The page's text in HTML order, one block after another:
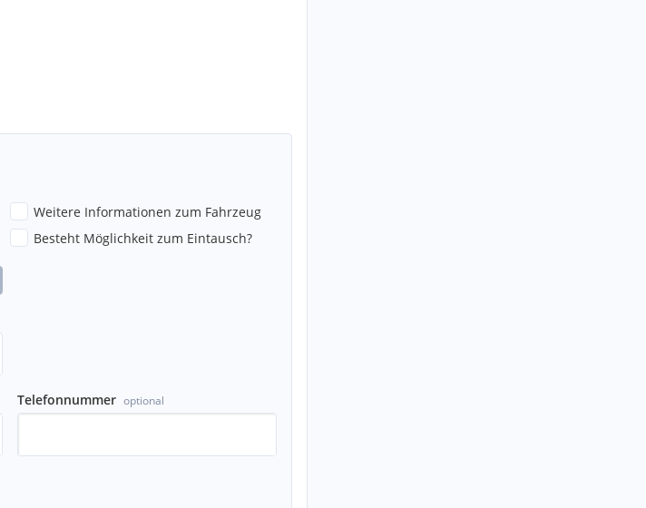
Weitere Informationen zum Fahrzeug
Besteht Möglichkeit zum Eintausch?
Telefonnummer optional